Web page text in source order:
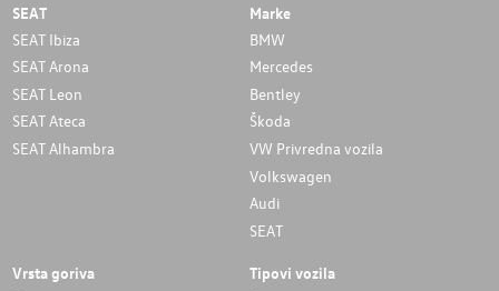
SEAT
SEAT Ibiza
SEAT Arona
SEAT Leon
SEAT Ateca
SEAT Alhambra
Marke
BMW
Mercedes
Bentley
Škoda
VW Privredna vozila
Volkswagen
Audi
SEAT
Vrsta goriva Tipovi vozila